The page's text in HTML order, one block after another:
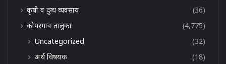
कृषी व दुग्ध व्यवसाय
(36)
कोपरगाव तालुका
(4,775)
Uncategorized
(32)
अर्थ विषयक
(18)